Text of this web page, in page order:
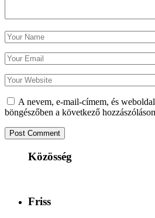
A nevem, e-mail-címem, és
böngészőben a következő
Közösség
Friss